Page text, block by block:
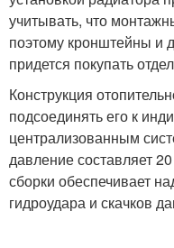
учитывать, что
поэтому кронштейны и
придется покупать
Конструкция
подсоединять его к
централизованным
давление составляет
сборки обеспечивает
гидроудара и скачков